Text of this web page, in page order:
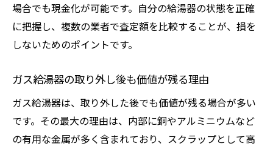
場合でも現金化が可能です。自分の給湯器の状態を正確
に把握し、複数の業者で査定額を比較することが、損を
しないためのポイントです。
ガス給湯器の取り外し後も価値が残る理由
ガス給湯器は、取り外した後でも価値が残る場合が多い
です。その最大の理由は、内部に銅やアルミニウムなど
の有用な金属が多く含まれており、スクラップとして高